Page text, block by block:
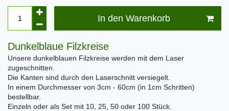
In den Warenkorb
Dunkelblaue Filzkreise
Unsere dunkelblauen Filzkreise werden mit dem Laser
zugeschnitten.
Die Kanten sind durch den Laserschnitt versiegelt.
In einem Durchmesser von 3cm - 60cm (in 1cm Schritten)
bestellbar.
Einzeln oder als Set mit 10, 25, 50 oder 100 Stück.